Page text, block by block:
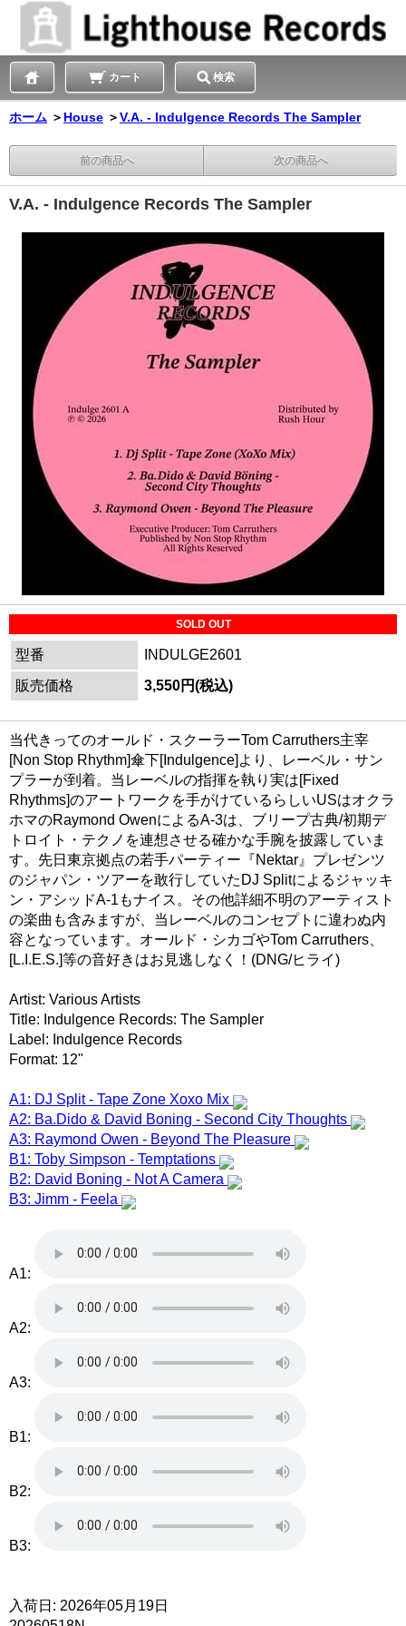
カート 検索
ホーム ＞ House ＞V.A. - Indulgence Records The Sampler
前の商品へ 次の商品へ
V.A. - Indulgence Records The Sampler
SOLD OUT
型番
INDULGE2601
販売価格
3,550円(税込)
当代きってのオールド・スクーラーTom Carruthers主宰
[Non Stop Rhythm]傘下[Indulgence]より、レーベル・サン
プラーが到着。当レーベルの指揮を執り実は[Fixed
Rhythms]のアートワークを手がけているらしいUSはオクラ
ホマのRaymond OwenによるA-3は、ブリープ古典/初期デ
トロイト・テクノを連想させる確かな手腕を披露していま
す。先日東京拠点の若手パーティー『Nektar』プレゼンツ
のジャパン・ツアーを敢行していたDJ Splitによるジャッキ
ン・アシッドA-1もナイス。その他詳細不明のアーティスト
の楽曲も含みますが、当レーベルのコンセプトに違わぬ内
容となっています。オールド・シカゴやTom Carruthers、
[L.I.E.S.]等の音好きはお見逃しなく！(DNG/ヒライ)
Artist: Various Artists
Title: Indulgence Records: The Sampler
Label: Indulgence Records
Format: 12"
A1: DJ Split - Tape Zone Xoxo Mix
A2: Ba.Dido & David Boning - Second City Thoughts
A3: Raymond Owen - Beyond The Pleasure
B1: Toby Simpson - Temptations
B2: David Boning - Not A Camera
B3: Jimm - Feela
A1:
A2:
A3:
B1:
B2:
B3:
入荷日: 2026年05月19日